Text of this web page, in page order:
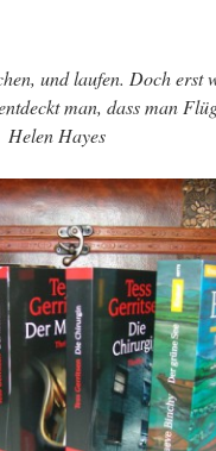
und laufen. Doch erst
man, dass man
Helen Hayes